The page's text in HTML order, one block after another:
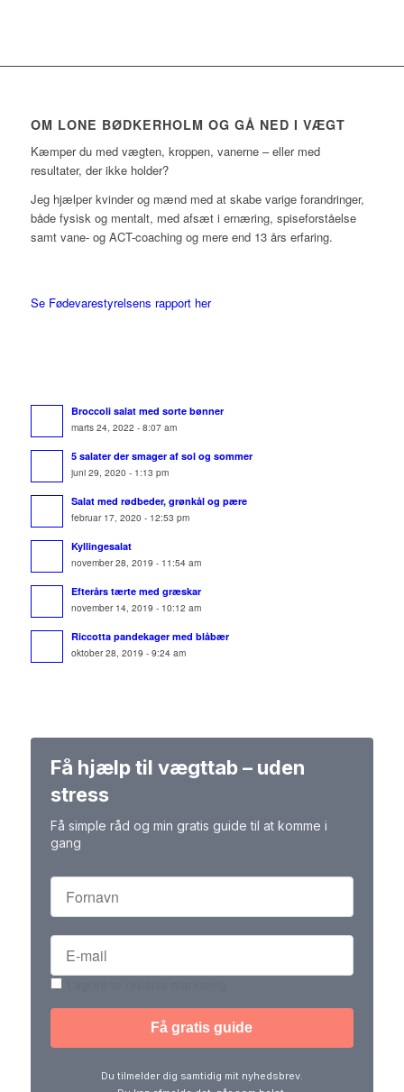
OM LONE BØDKERHOLM OG GÅ NED I VÆGT
Kæmper du med vægten, kroppen, vanerne – eller med
resultater, der ikke holder?
Jeg hjælper kvinder og mænd med at skabe varige forandringer,
både fysisk og mentalt, med afsæt i ernæring, spiseforståelse
samt vane- og ACT-coaching og mere end 13 års erfaring.
Se Fødevarestyrelsens rapport her
Broccoli salat med sorte bønner
marts 24, 2022 - 8:07 am
5 salater der smager af sol og sommer
juni 29, 2020 - 1:13 pm
Salat med rødbeder, grønkål og pære
februar 17, 2020 - 12:53 pm
Kyllingesalat
november 28, 2019 - 11:54 am
Efterårs tærte med græskar
november 14, 2019 - 10:12 am
Riccotta pandekager med blåbær
oktober 28, 2019 - 9:24 am
Få hjælp til vægttab – uden
stress
Få simple råd og min gratis guide til at komme i
gang
Du tilmelder dig samtidig mit nyhedsbrev.